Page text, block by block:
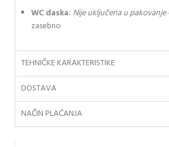
WC daska: Nije uključena u pakovanje
zasebno
TEHNIČKE KARAKTERISTIKE
DOSTAVA
NAČIN PLAĆANJA